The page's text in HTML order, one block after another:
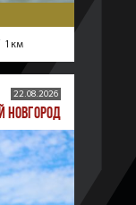
1 км
22.08.2026
НОВГОРОД